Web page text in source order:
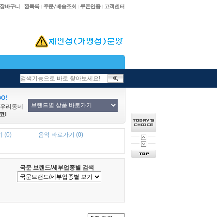
리동네
!
(0) 음악 바로가기 (0)
국문 브랜드/세부업종별 검색